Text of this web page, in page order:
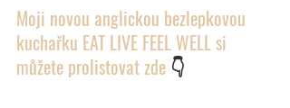
Moji novou anglickou bezlepkovou
kuchařku EAT LIVE FEEL WELL si
můžete prolistovat zde 👇